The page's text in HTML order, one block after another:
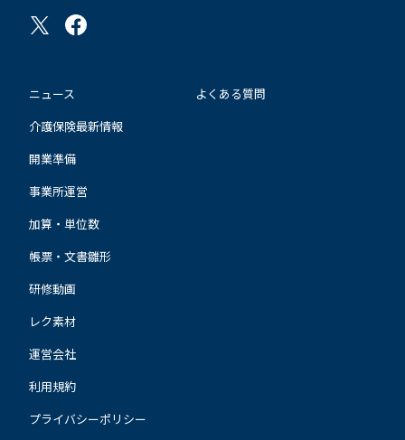
ニュース
介護保険最新情報
開業準備
事業所運営
加算・単位数
帳票・文書雛形
研修動画
レク素材
よくある質問
運営会社
利用規約
プライバシーポリシー